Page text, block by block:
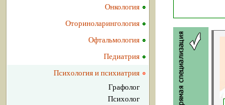
Онкология
Оториноларингология
Офтальмология
Педиатрия
Психология и психиатрия
Графолог
Психолог